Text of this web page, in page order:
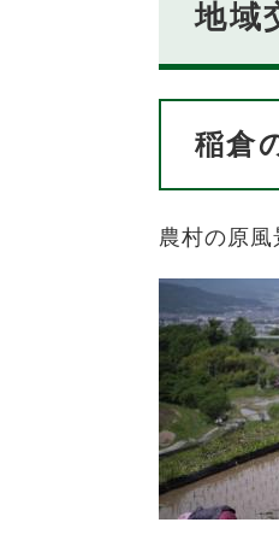
地域
稲倉
農村の原風